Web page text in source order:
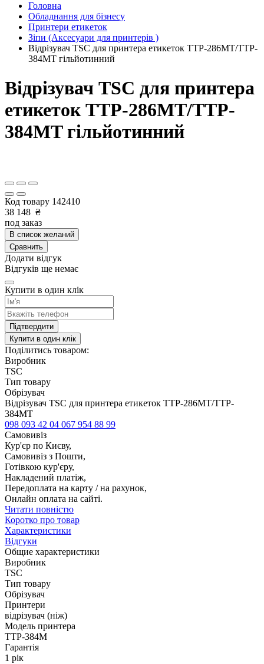
Головна
Обладнання для бізнесу
Принтери етикеток
Зіпи (Аксесуари для принтерів )
Відрізувач TSC для принтера етикеток TTP-286MT/TTP-
384MT гільйотинний
Відрізувач TSC для принтера
етикеток TTP-286MT/TTP-
384MT гільйотинний
Код товару 142410
38 148 ₴
под заказ
В список желаний
Сравнить
Додати відгук
Відгуків ще немає
Купити в один клік
Підтвердити
Купити в один клік
Поділитись товаром:
Виробник
TSC
Тип товару
Обрізувач
Відрізувач TSC для принтера етикеток TTP-286MT/TTP-
384MT
098 093 42 04 067 954 88 99
Самовивіз
Кур'єр по Києву,
Самовивіз з Пошти,
Готівкою кур'єру,
Накладений платіж,
Передоплата на карту / на рахунок,
Онлайн оплата на сайті.
Читати повністю
Коротко про товар
Характеристики
Відгуки
Общие характеристики
Виробник
TSC
Тип товару
Обрізувач
Принтери
відрізувач (ніж)
Модель принтера
TTP-384M
Гарантія
1 рік